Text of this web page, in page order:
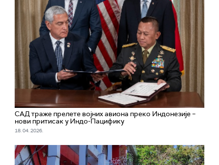
САД траже прелете војних авиона преко Индонезије –
нови притисак у Индо-Пацифику
18. 04. 2026.